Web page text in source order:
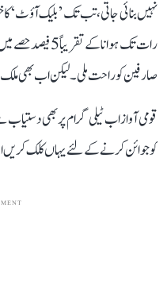
نہیں بنائی جاتی، تب تک ’بلیک آؤٹ‘
صارفین کو راحت ملی۔ لیکن اب بھی
قومی آواز اب ٹیلی گرام پر بھی
کو جوائن کرنے کے لئے یہاں کلک